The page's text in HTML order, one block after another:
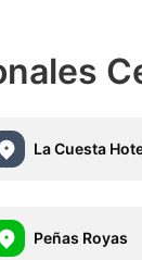
La Cuesta
Peñas Royas